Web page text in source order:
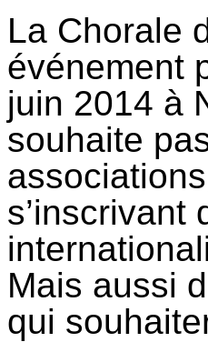
La Chorale
événement
juin 2014 à
souhaite
s’inscrivant
Mais aussi
qui